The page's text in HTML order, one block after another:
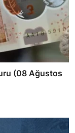
(08 Ağustos